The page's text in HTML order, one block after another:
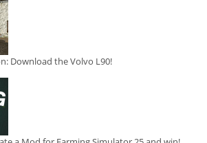
Download the Volvo L90!